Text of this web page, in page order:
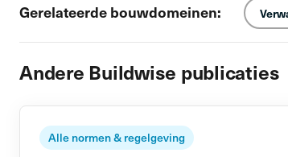
Gerelateerde bouwdomeinen:
Andere Buildwise publicaties
Alle normen & regelgeving